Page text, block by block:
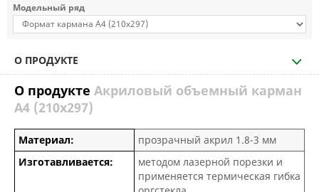
Модельный ряд
О ПРОДУКТЕ
О продукте Акриловый объемный карман
А4 (210х297)
Материал:
прозрачный акрил 1.8-3 мм
Изготавливается:
методом лазерной порезки и
применяется термическая гибка